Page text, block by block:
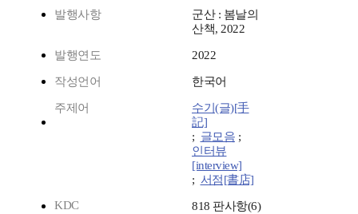
발행사항
군산 : 봄날의
산책, 2022
발행연도 2022
작성언어 한국어
주제어
수기(글)[手
記]
; 글모음 ;
인터뷰
[interview]
; 서점[書店]
KDC
818 판사항(6)